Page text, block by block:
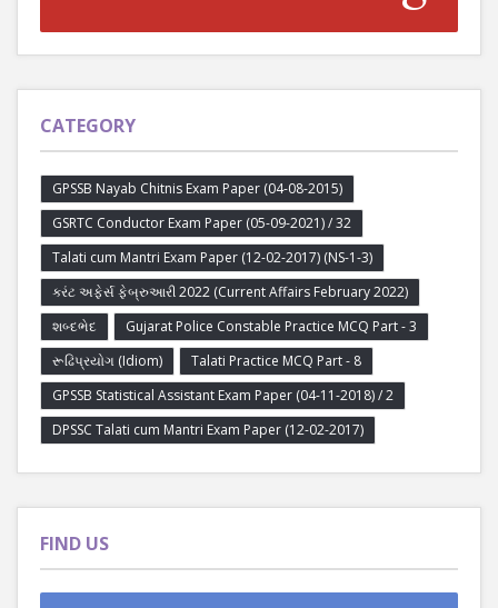
CATEGORY
GPSSB Nayab Chitnis Exam Paper (04-08-2015)
GSRTC Conductor Exam Paper (05-09-2021) / 32
Talati cum Mantri Exam Paper (12-02-2017) (NS-1-3)
કરંટ અફેર્સ ફેબ્રુઆરી 2022 (Current Affairs February 2022)
શબ્દભેદ
Gujarat Police Constable Practice MCQ Part - 3
રૂઢિપ્રયોગ (Idiom)
Talati Practice MCQ Part - 8
GPSSB Statistical Assistant Exam Paper (04-11-2018) / 2
DPSSC Talati cum Mantri Exam Paper (12-02-2017)
FIND US